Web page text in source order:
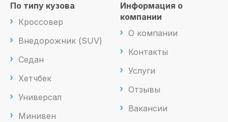
По типу кузова
Кроссовер
Внедорожник (SUV)
Седан
Хетчбек
Универсал
Минивен
Информация о
компании
О компании
Контакты
Услуги
Отзывы
Вакансии